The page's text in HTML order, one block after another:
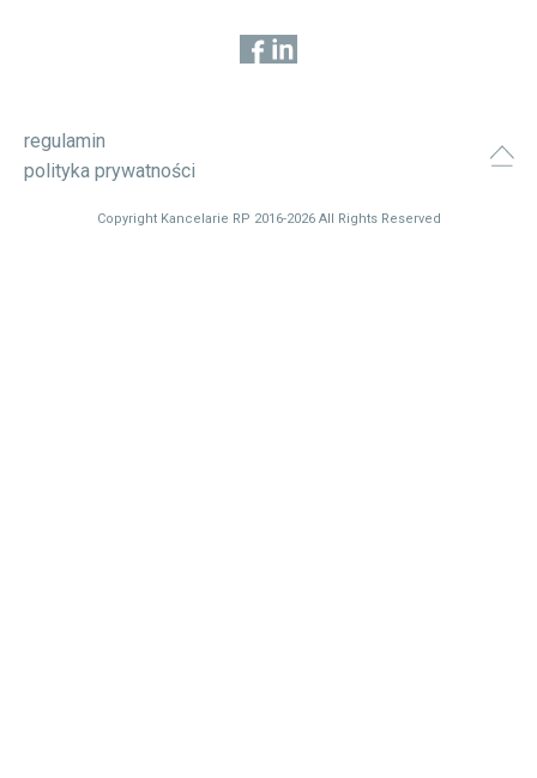
inspektorze danych osobowych?...
#RODO
#Profilowanie
#Rozliczalność